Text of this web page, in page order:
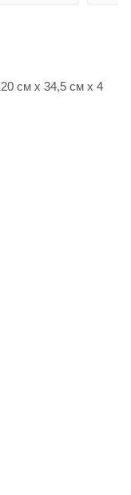
см х 34,5 см х 4